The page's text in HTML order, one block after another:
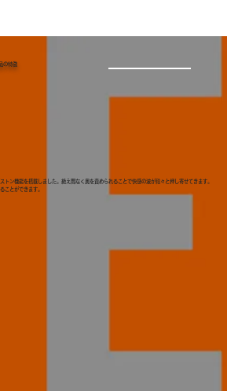
の特徴
トン機能を搭載しました。絶え間なく奥を責められることで快感の波が段々と押し寄せてきます。
ことができます。